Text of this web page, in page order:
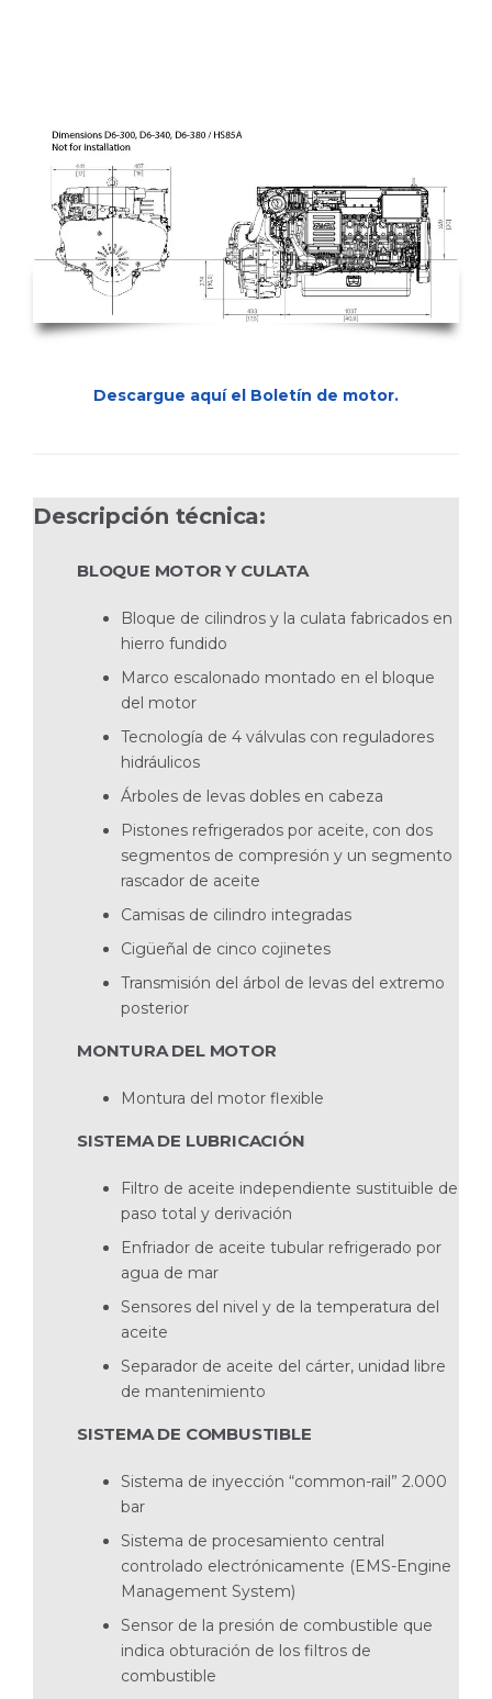
Descargue aquí el Boletín de motor.
Descripción técnica:
BLOQUE MOTOR Y CULATA
Bloque de cilindros y la culata fabricados en
hierro fundido
Marco escalonado montado en el bloque
del motor
Tecnología de 4 válvulas con reguladores
hidráulicos
Árboles de levas dobles en cabeza
Pistones refrigerados por aceite, con dos
segmentos de compresión y un segmento
rascador de aceite
Camisas de cilindro integradas
Cigüeñal de cinco cojinetes
Transmisión del árbol de levas del extremo
posterior
MONTURA DEL MOTOR
Montura del motor flexible
SISTEMA DE LUBRICACIÓN
Filtro de aceite independiente sustituible de
paso total y derivación
Enfriador de aceite tubular refrigerado por
agua de mar
Sensores del nivel y de la temperatura del
aceite
Separador de aceite del cárter, unidad libre
de mantenimiento
SISTEMA DE COMBUSTIBLE
Sistema de inyección “common-rail” 2.000
bar
Sistema de procesamiento central
controlado electrónicamente (EMS-Engine
Management System)
Sensor de la presión de combustible que
indica obturación de los filtros de
combustible